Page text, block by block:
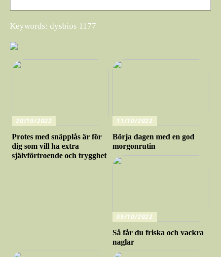
Keywords: dysbios 1177
20/10/2022
Protes med snäpplås är för
dig som vill ha extra
självförtroende och trygghet
11/10/2022
Börja dagen med en god
morgonrutin
09/10/2022
Så får du friska och vackra
naglar